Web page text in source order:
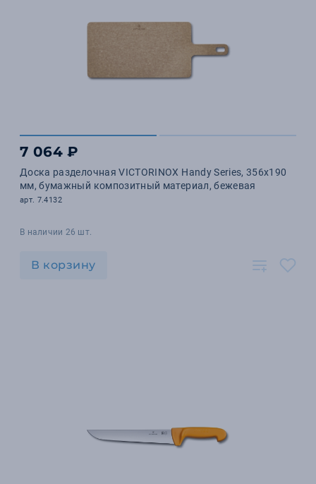
7 064 ₽
Доска разделочная VICTORINOX Handy Series, 356x190
мм, бумажный композитный материал, бежевая
арт. 7.4132
В наличии 26 шт.
В корзину